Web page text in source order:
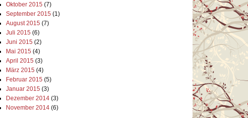
Oktober 2015 (7)
September 2015 (1)
August 2015 (7)
Juli 2015 (6)
Juni 2015 (2)
Mai 2015 (4)
April 2015 (3)
März 2015 (4)
Februar 2015 (5)
Januar 2015 (3)
Dezember 2014(3)
November 2014(6)